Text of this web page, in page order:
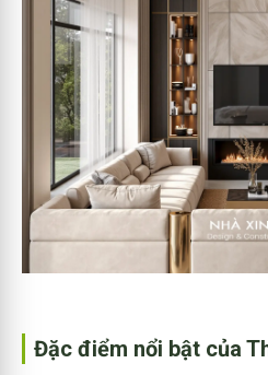
Đặc điểm nổi bật của